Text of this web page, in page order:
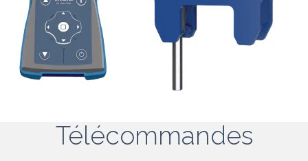
Télécommandes